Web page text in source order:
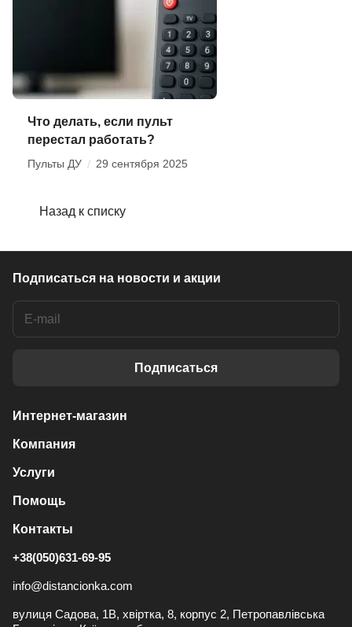
Что делать, если пульт
перестал работать?
Пульты ДУ / 29 сентября 2025
Назад к списку
Подписаться на новости и акции
Подписаться
Интернет-магазин
Компания
Услуги
Помощь
Контакты
+38(050)631-69-95
info@distancionka.com
вулиця Садова, 1В, хвіртка, 8, корпус 2, Петропавлівська